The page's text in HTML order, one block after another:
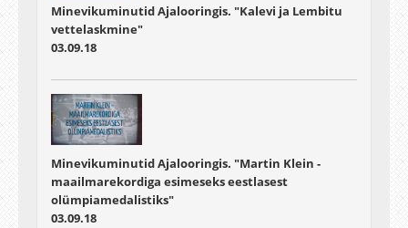
Minevikuminutid Ajalooringis. "Kalevi ja Lembitu
vettelaskmine"
03.09.18
Minevikuminutid Ajalooringis. "Martin Klein -
maailmarekordiga esimeseks eestlasest
olümpiamedalistiks"
03.09.18